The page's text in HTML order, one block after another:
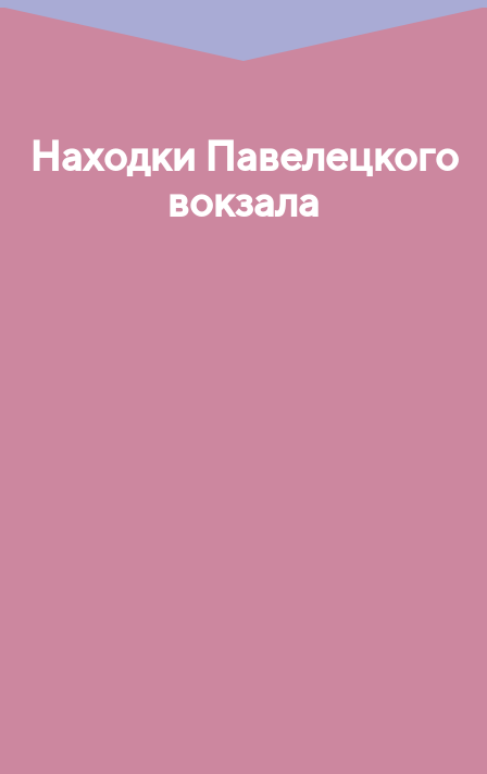
Находки Павелецкого
вокзала